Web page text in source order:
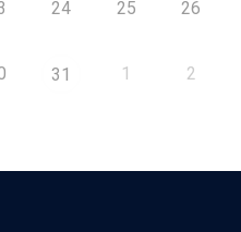
24 25 26
31 1 2